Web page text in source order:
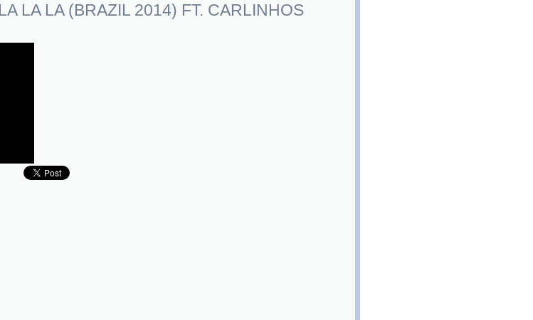
LA LA (BRAZIL 2014) FT. CARLINHOS